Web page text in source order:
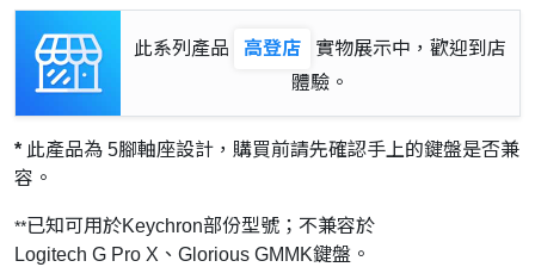
此系列產品 高登店
實物展示中，歡迎到店
體驗。
* 此產品為 5腳軸座設計，購買前請先確認手上的鍵盤是否兼
容。
**已知可用於Keychron部份型號；不兼容於
Logitech G Pro X、Glorious GMMK鍵盤。